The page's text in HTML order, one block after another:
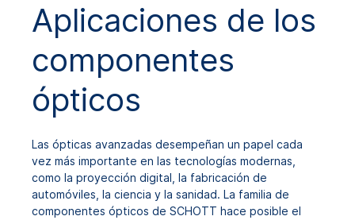
Datos técnicos
Descargas
Aplicaciones de los
componentes
ópticos
Las ópticas avanzadas desempeñan un papel cada
vez más importante en las tecnologías modernas,
como la proyección digital, la fabricación de
automóviles, la ciencia y la sanidad. La familia de
componentes ópticos de SCHOTT hace posible el